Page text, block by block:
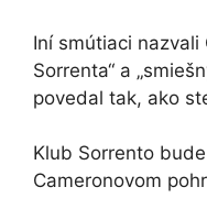
Iní smútiaci nazvali
Sorrenta“ a
povedal tak, ako
Klub Sorrento
Cameronovom